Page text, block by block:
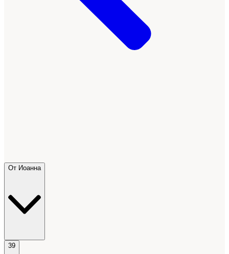
От Иоанна
39